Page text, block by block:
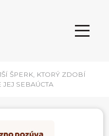
ŠPERK, KTORÝ ZDOBÍ
JEJ SEBAÚCTA